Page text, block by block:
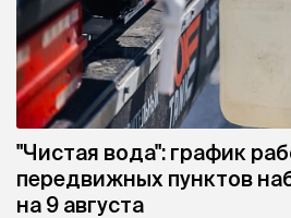
"Чистая вода": график
передвижных пунктов
на 9 августа